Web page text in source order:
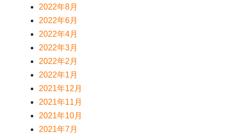
2022年8月
2022年6月
2022年4月
2022年3月
2022年2月
2022年1月
2021年12月
2021年11月
2021年10月
2021年7月